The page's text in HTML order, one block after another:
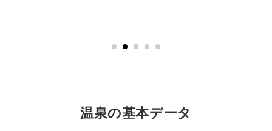
温泉の基本データ